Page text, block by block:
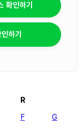
확인하기
하기
R
F
G